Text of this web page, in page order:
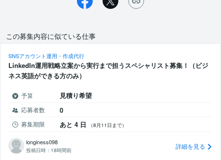
この募集内容に似ている仕事
SNSアカウント運用・作成代行
LinkedIn運用戦略立案から実行まで担うスペシャリスト募集！（ビジ
ネス英語ができる方のみ）
予算 見積り希望
応募者数 0
募集期限 あと 4 日 （8月11日まで）
longiness098
投稿日時： 18時間前 詳細を見る